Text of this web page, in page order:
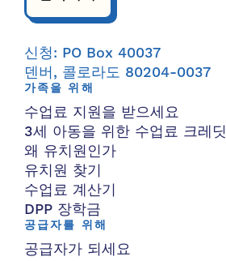
신청: PO Box 40037
덴버, 콜로라도 80204-0037
가족을 위해
수업료 지원을 받으세요
3세 아동을 위한 수업료 크레딧
왜 유치원인가
유치원 찾기
수업료 계산기
DPP 장학금
공급자를 위해
공급자가 되세요